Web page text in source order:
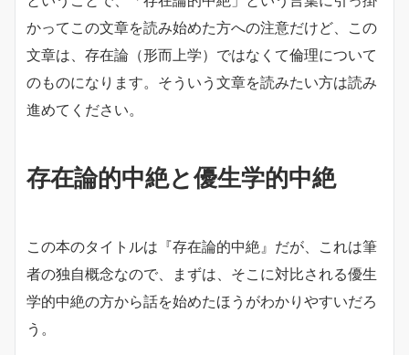
かってこの文章を読み始めた方への注意だけど、この
文章は、存在論（形而上学）ではなくて倫理について
のものになります。そういう文章を読みたい方は読み
進めてください。
存在論的中絶と優生学的中絶
この本のタイトルは『存在論的中絶』だが、これは筆
者の独自概念なので、まずは、そこに対比される優生
学的中絶の方から話を始めたほうがわかりやすいだろ
う。